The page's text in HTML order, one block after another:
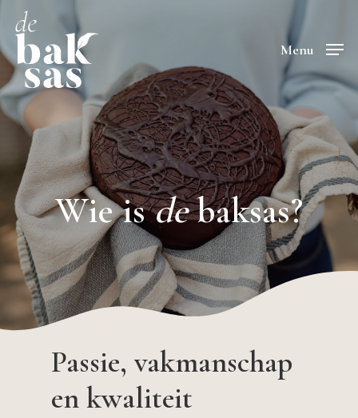
Skip
main
content
Menu
Wie isdebaksas?
Passie, vakmanschap
enkwaliteit